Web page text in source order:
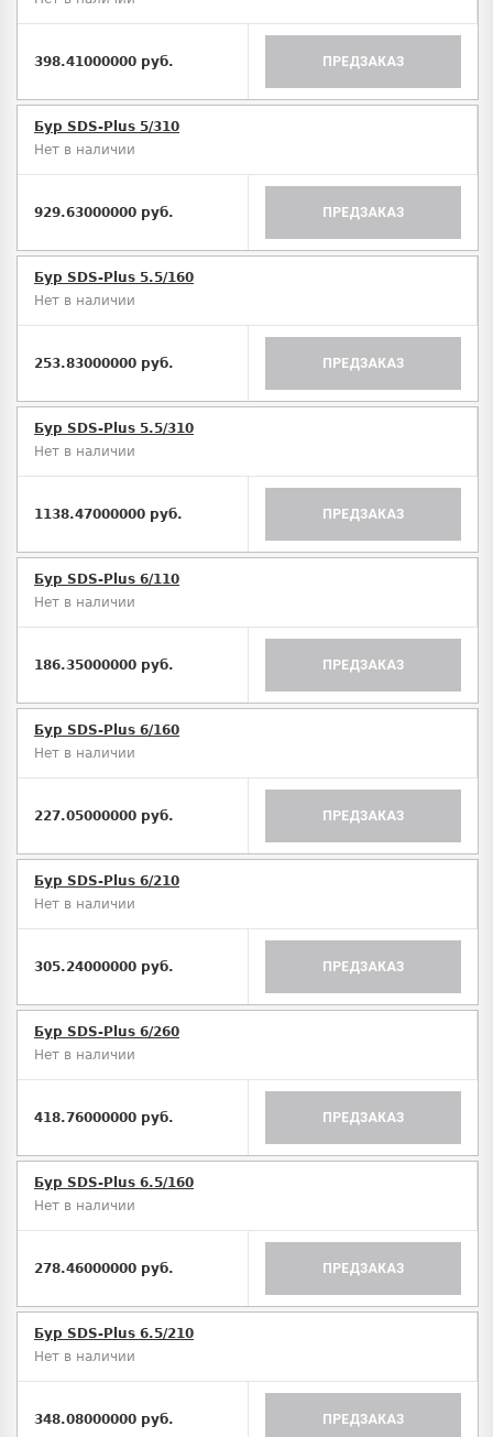
398.41000000 руб. ПРЕДЗАКАЗ
Бур SDS-Plus 5/310
Нет в наличии
929.63000000 руб. ПРЕДЗАКАЗ
Бур SDS-Plus 5.5/160
Нет в наличии
253.83000000 руб. ПРЕДЗАКАЗ
Бур SDS-Plus 5.5/310
Нет в наличии
1138.47000000 руб. ПРЕДЗАКАЗ
Бур SDS-Plus 6/110
Нет в наличии
186.35000000 руб. ПРЕДЗАКАЗ
Бур SDS-Plus 6/160
Нет в наличии
227.05000000 руб. ПРЕДЗАКАЗ
Бур SDS-Plus 6/210
Нет в наличии
305.24000000 руб. ПРЕДЗАКАЗ
Бур SDS-Plus 6/260
Нет в наличии
418.76000000 руб. ПРЕДЗАКАЗ
Бур SDS-Plus 6.5/160
Нет в наличии
278.46000000 руб. ПРЕДЗАКАЗ
Бур SDS-Plus 6.5/210
Нет в наличии
348.08000000 руб. ПРЕДЗАКАЗ